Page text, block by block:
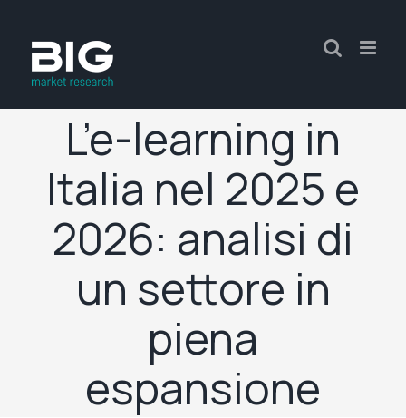
L’e-learning in
Italia nel 2025 e
2026: analisi di
un settore in
piena
espansione